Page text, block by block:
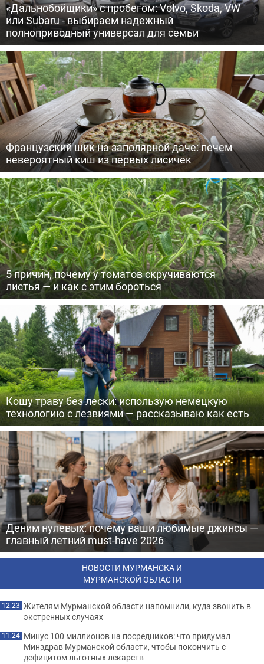
«Дальнобойщики» с пробегом: Volvo, Skoda, VW
или Subaru - выбираем надежный
полноприводный универсал для семьи
Французский шик на заполярной даче: печем
невероятный киш из первых лисичек
5 причин, почему у томатов скручиваются
листья — и как с этим бороться
Кошу траву без лески: использую немецкую
технологию с лезвиями — рассказываю как есть
Деним нулевых: почему ваши любимые джинсы —
главный летний must-have 2026
НОВОСТИ МУРМАНСКА И
МУРМАНСКОЙ ОБЛАСТИ
12:23 Жителям Мурманской области напомнили, куда звонить в
экстренных случаях
11:24 Минус 100 миллионов на посредников: что придумал
Минздрав Мурманской области, чтобы покончить с
дефицитом льготных лекарств